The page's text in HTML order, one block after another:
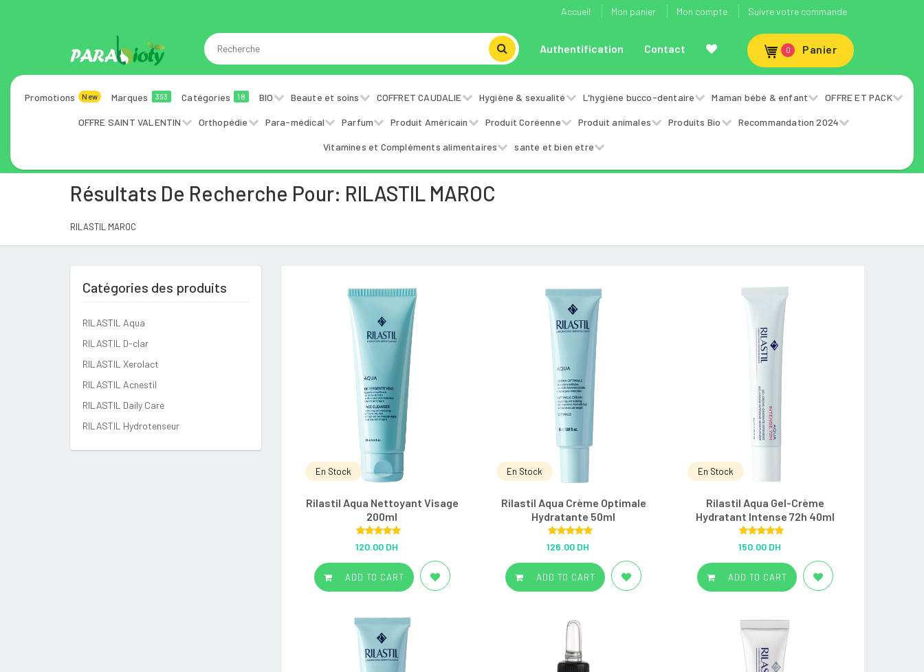
Accueil Mon panier Mon compte Suivre votre commande
Authentification Contact 0 Panier
Promotions New Marques 393 Catégories 18 BIO Beaute et soins COFFRET CAUDALIE Hygiène & sexualité L'hygiène bucco-dentaire Maman bébé & enfant OFFRE ET PACK
OFFRE SAINT VALENTIN Orthopédie Para-médical Parfum Produit Américain Produit Coréenne Produit animales Produits Bio Recommandation 2024
Vitamines et Compléments alimentaires sante et bien etre
Résultats De Recherche Pour: RILASTIL MAROC
RILASTIL MAROC
En Stock
Rilastil Aqua Nettoyant Visage
200ml
Rated 5.00
out of 5
120.00 DH
ADD TO CART
En Stock
Rilastil Aqua Crème Optimale
Hydratante 50ml
Rated5.00
out of 5
126.00 DH
ADD TO CART
En Stock
Rilastil Aqua Gel-Crème
Hydratant Intense 72h 40ml
Rated 5.00
out of 5
150.00 DH
ADD TO CART
Catégories des produits
RILASTIL Aqua
RILASTIL D-clar
RILASTIL Xerolact
RILASTIL Acnestil
RILASTIL Daily Care
RILASTIL Hydrotenseur